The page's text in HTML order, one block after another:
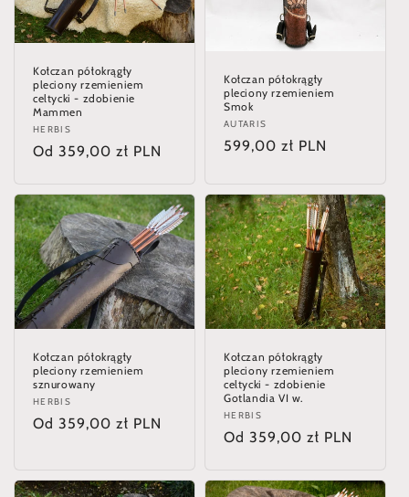
Kołczan półokrągły
pleciony rzemieniem
celtycki - zdobienie
Mammen
Dostawca:
HERBIS
Cena
Od 359,00 zł PLN
Kołczan półokrągły
pleciony rzemieniem
Smok
Dostawca:
AUTARIS
Cena
599,00 zł PLN
Kołczan półokrągły
pleciony rzemieniem
sznurowany
Dostawca:
HERBIS
Cena
Od 359,00 zł PLN
Kołczan półokrągły
pleciony rzemieniem
celtycki - zdobienie
Gotlandia VI w.
Dostawca:
HERBIS
Cena
Od 359,00 zł PLN